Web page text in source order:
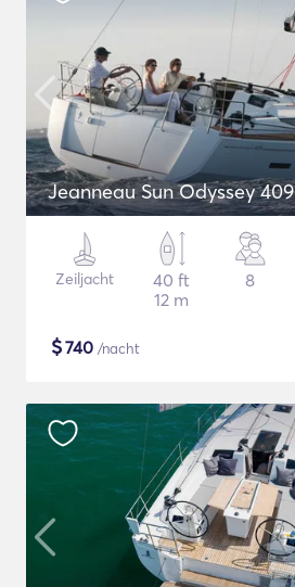
Jeanneau Sun Odyssey 409
Zeiljacht
40 ft
12 m
8
$740 /nacht